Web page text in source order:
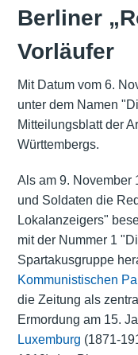
Berliner
Vorläufer
Mit Datum vom 6.
unter dem Namen
Mitteilungsblatt der
Württembergs.
Als am 9. November
und Soldaten die
Lokalanzeigers"
mit der Nummer 1
Spartakusgruppe
Kommunistischen
die Zeitung als
Ermordung am 15.
Luxemburg (1871-